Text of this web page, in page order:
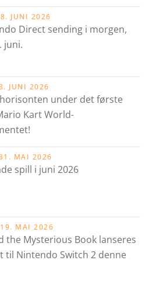
JUNI 2026
Direct sending i morgen,
juni.
JUNI 2026
under det første
Kart World-
MAI 2026
spill i juni 2026
MAI 2026
the Mysterious Book lanseres
til Nintendo Switch 2 denne